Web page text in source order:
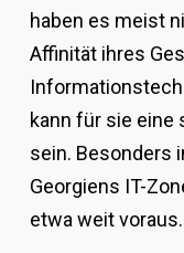
haben es meist
Affinität ihres
kann für sie eine
sein. Besonders
Georgiens IT-
etwa weit voraus.